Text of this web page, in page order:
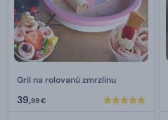
Gril na rolovanú zmrzlinu
39,99 €